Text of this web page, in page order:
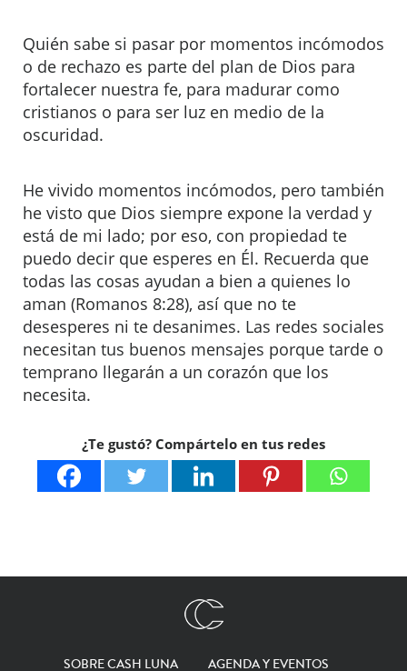
Quién sabe si pasar por momentos incómodos
o de rechazo es parte del plan de Dios para
fortalecer nuestra fe, para madurar como
cristianos o para ser luz en medio de la
oscuridad.
He vivido momentos incómodos, pero también
he visto que Dios siempre expone la verdad y
está de mi lado; por eso, con propiedad te
puedo decir que esperes en Él. Recuerda que
todas las cosas ayudan a bien a quienes lo
aman (Romanos 8:28), así que no te
desesperes ni te desanimes. Las redes sociales
necesitan tus buenos mensajes porque tarde o
temprano llegarán a un corazón que los
necesita.
¿Te gustó? Compártelo en tus redes
SOBRE CASH LUNA AGENDA Y EVENTOS